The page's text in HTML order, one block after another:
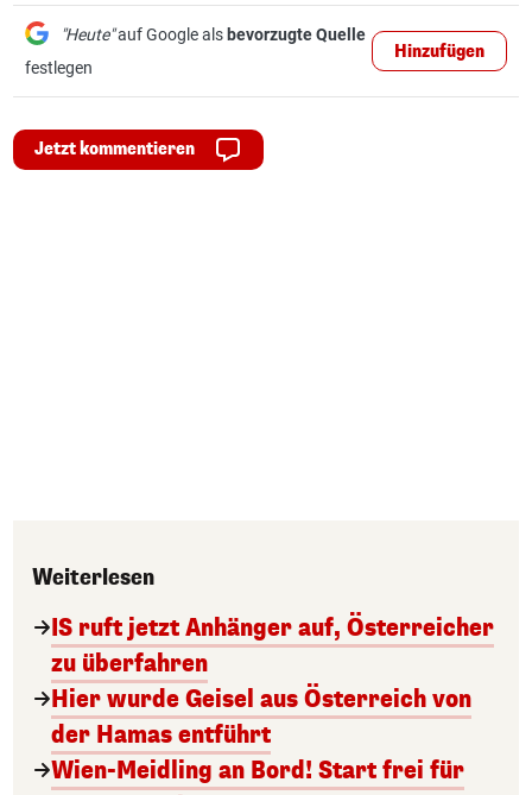
"Heute"auf Google als bevorzugte Quelle
festlegen
Hinzufügen
Jetzt kommentieren
Weiterlesen
IS ruft jetzt Anhänger auf, Österreicher
zu überfahren
Hier wurde Geisel aus Österreich von
der Hamas entführt
Wien-Meidling an Bord! Start frei für